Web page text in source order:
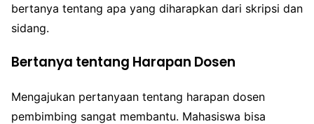
bertanya tentang apa yang diharapkan dari skripsi dan
sidang.
Bertanya tentang Harapan Dosen
Mengajukan pertanyaan tentang harapan dosen
pembimbing sangat membantu. Mahasiswa bisa